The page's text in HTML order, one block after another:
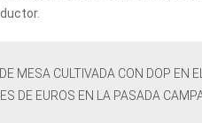
MESA CULTIVADA CON DOP EN
DE EUROS EN LA PASADA